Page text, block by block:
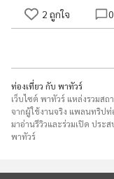
2 ถูกใจ 0
ท่องเที่ยว กับ พาทัวร์
เว็บไซต์ พาทัวร์ แหล่งรวมสถ
จากผู้ใช้งานจริง แพลนทริปท่
มาอ่านรีวิวและร่วมเปิด ประ
พาทัวร์